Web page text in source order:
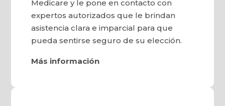
Medicare y le pone en contacto con
expertos autorizados que le brindan
asistencia clara e imparcial para que
pueda sentirse seguro de su elección.
Más información